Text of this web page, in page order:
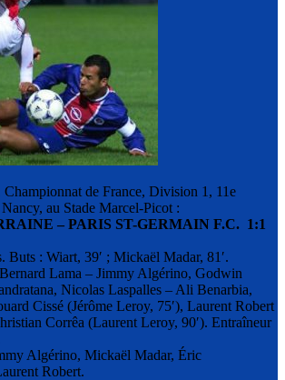
Championnat de France, Division 1, 11e
au Stade Marcel-Picot :
– PARIS ST-GERMAIN F.C. 1:1
Buts : Wiart, 39′ ; Mickaël Madar, 81′.
Lama – Jimmy Algérino, Godwin
Nicolas Laspalles – Ali Benarbia,
Cissé (Jérôme Leroy, 75′), Laurent Robert
Corrêa (Laurent Leroy, 90′). Entraîneur
Algérino, Mickaёl Madar, Éric
Robert.